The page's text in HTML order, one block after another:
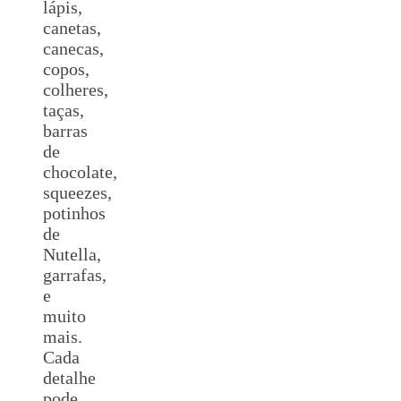
lápis,
canetas,
canecas,
copos,
colheres,
taças,
barras
de
chocolate,
squeezes,
potinhos
de
Nutella,
garrafas,
e
muito
mais.
Cada
detalhe